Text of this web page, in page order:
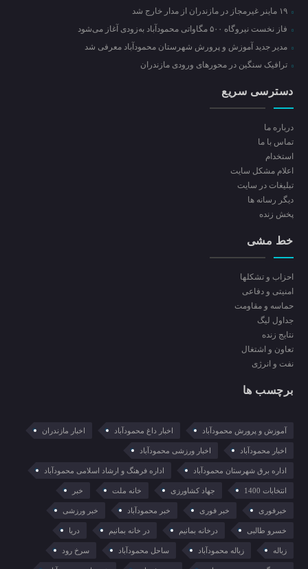
۱۹ ماینر غیرمجاز در مازندران از مدار خارج شد
فاز نخست نیروگاه ۵۰۰ مگاواتی محمودآباد به‌زودی آغاز می‌شود
مدیر جدید آموزش و پرورش شهرستان محمودآباد معرفی شد
ترافیک سنگین در محور‌های ورودی مازندران
دسترسی سریع
درباره ما
تماس با ما
استخدام
اعلام مشکل سایت
تبلیغات در سایت
ديگر رسانه ها
پخش زنده
خط مشی
احزاب و تشکلها
امنیتی و دفاعی
حماسه و مقاومت
جداول لیگ
نتایج زنده
تعاون و اشتغال
نفت و انرژی
برچسب ها
آموزش و پرورش محمودآباد اخبار داغ محمودآباد اخبار مازندران
اخبار محمودآباد اخبار ورزشی محمودآباد
اداره برق شهرستان محمودآباد اداره فرهنگ و ارشاد اسلامی محمودآباد
انتخابات 1400 جهاد کشاورزی خانه ملت خبر
خبرفوری خبر فوری خبر محمودآباد خبر ورزشی
خسرو طالبی درخانه بمانیم در خانه بمانیم دریا
زباله زباله محمودآباد ساحل محمودآباد سرخ رود